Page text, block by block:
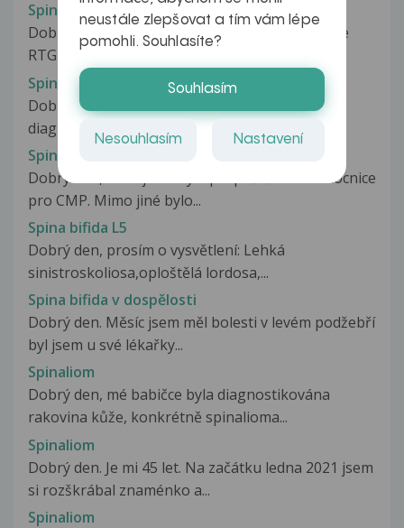
Spina bifida
Dobrý den, prosím o vysvětlení, co znamená dle
RTG Spina bifida. Je mi 44...
Spina bifida a tehotenstvi
Dobry den, pane doktore. 3 roky mam
diagnostikovan spina bifida(uzavrene) L4,L5,...
Spina bifida C1
Dobrý den, dnes jsem byla propuštěna z nemocnice
pro CMP. Mimo jiné bylo...
Spina bifida L5
Dobrý den, prosím o vysvětlení: Lehká
sinistroskoliosa,oploštělá lordosa,...
Spina bifida v dospělosti
Dobrý den. Měsíc jsem měl bolesti v levém podžebří
byl jsem u své lékařky...
Spinaliom
Dobrý den, mé babičce byla diagnostikována
rakovina kůže, konkrétně spinalioma...
Spinaliom
Dobrý den. Je mi 45 let. Na začátku ledna 2021 jsem
si rozškrábal znaménko a...
Spinaliom
neustále zlepšovat a tím vám lépe
pomohli. Souhlasíte?
Souhlasím
Nesouhlasím Nastavení